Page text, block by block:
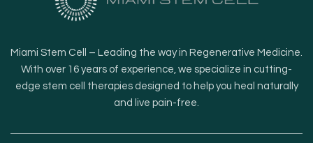
Miami Stem Cell – Leading the way in Regenerative Medicine.
With over 16 years of experience, we specialize in cutting-
edge stem cell therapies designed to help you heal naturally
and live pain-free.